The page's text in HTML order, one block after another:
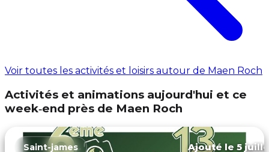
Voir toutes les activités et loisirs autour de Maen Roch
Activités et animations aujourd'hui et ce
week‑end près de Maen Roch
Saint-james Ajouté le 5